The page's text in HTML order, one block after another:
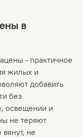
в
- практичное
жилых и
добавить
без
освещении и
не теряют
не